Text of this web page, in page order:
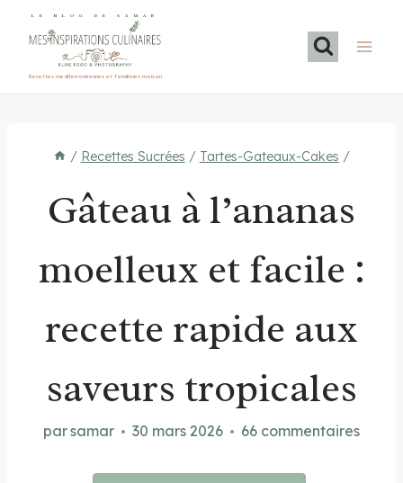
LE BLOG DE SAMAR
Recettes méditerranéennes et familiales maison
/ Recettes Sucrées / Tartes-Gateaux-Cakes /
Gâteau à l’ananas
moelleux et facile :
recette rapide aux
saveurs tropicales
parsamar 30 mars 2026 66 commentaires